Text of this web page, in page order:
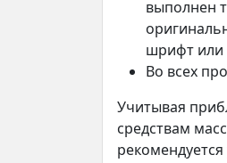
выполнен
шрифт или
Во всех
Учитывая
средствам